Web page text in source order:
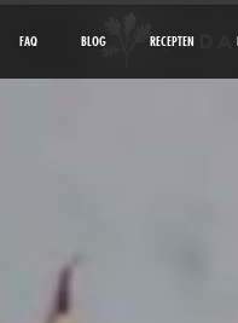
FAQ BLOG RECEPTEN